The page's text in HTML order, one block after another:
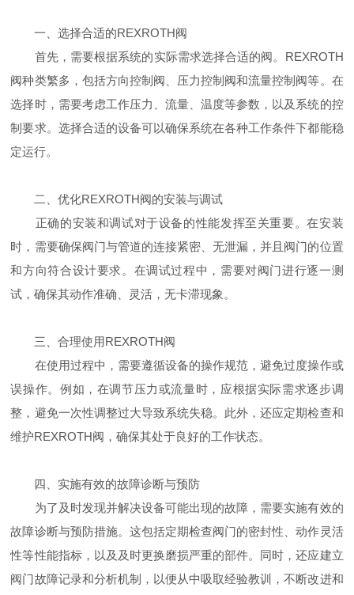
一、选择合适的REXROTH阀
首先，需要根据系统的实际需求选择合适的阀。REXROTH
阀种类繁多，包括方向控制阀、压力控制阀和流量控制阀等。在
选择时，需要考虑工作压力、流量、温度等参数，以及系统的控
制要求。选择合适的设备可以确保系统在各种工作条件下都能稳
定运行。
二、优化REXROTH阀的安装与调试
正确的安装和调试对于设备的性能发挥至关重要。在安装
时，需要确保阀门与管道的连接紧密、无泄漏，并且阀门的位置
和方向符合设计要求。在调试过程中，需要对阀门进行逐一测
试，确保其动作准确、灵活，无卡滞现象。
三、合理使用REXROTH阀
在使用过程中，需要遵循设备的操作规范，避免过度操作或
误操作。例如，在调节压力或流量时，应根据实际需求逐步调
整，避免一次性调整过大导致系统失稳。此外，还应定期检查和
维护REXROTH阀，确保其处于良好的工作状态。
四、实施有效的故障诊断与预防
为了及时发现并解决设备可能出现的故障，需要实施有效的
故障诊断与预防措施。这包括定期检查阀门的密封性、动作灵活
性等性能指标，以及及时更换磨损严重的部件。同时，还应建立
阀门故障记录和分析机制，以便从中吸取经验教训，不断改进和